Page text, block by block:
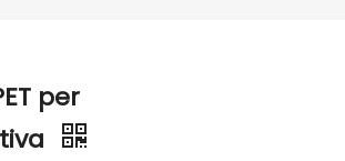
per